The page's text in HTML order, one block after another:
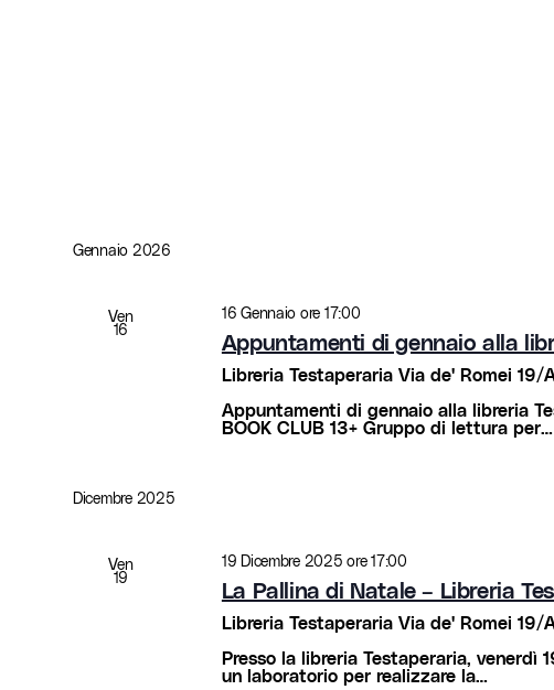
Gennaio 2026
Ven
16 Appuntamenti di gennaio alla
16 Gennaio ore 17:00
Libreria Testaperaria Via de' Romei 19/
Appuntamenti di gennaio alla libreria
BOOK CLUB 13+ Gruppo di lettura per…
Dicembre 2025
Ven
19 La Pallina di Natale – Libreria
19 Dicembre 2025 ore 17:00
Libreria Testaperaria Via de' Romei 19/
Presso la libreria Testaperaria, venerdì
un laboratorio per realizzare la…